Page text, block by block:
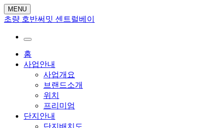
MENU
초량 호반써밋 센트럴베이
홈
사업안내
사업개요
브랜드소개
위치
프리미엄
단지안내
단지배치도